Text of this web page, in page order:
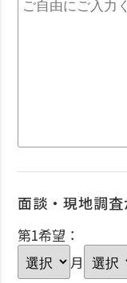
面談・現地調
第1希望：
月